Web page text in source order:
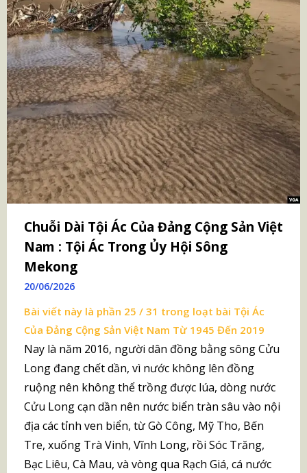
Chuỗi Dài Tội Ác Của Đảng Cộng Sản Việt
Nam : Tội Ác Trong Ủy Hội Sông
Mekong
20/06/2026
Bài viết này là phần 25 / 31 trong loạt bài Tội Ác
Của Đảng Cộng Sản Việt Nam Từ 1945 Đến 2019
Nay là năm 2016, người dân đồng bằng sông Cửu
Long đang chết dần, vì nước không lên đồng
ruộng nên không thể trồng được lúa, dòng nước
Cửu Long cạn dần nên nước biển tràn sâu vào nội
địa các tỉnh ven biển, từ Gò Công, Mỹ Tho, Bến
Tre, xuống Trà Vinh, Vĩnh Long, rồi Sóc Trăng,
Bạc Liêu, Cà Mau, và vòng qua Rạch Giá, cá nước